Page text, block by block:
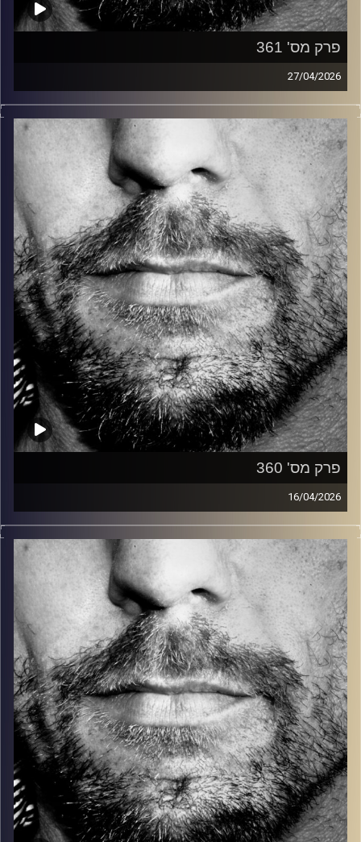
פרק מס' 361
27/04/2026
זיפים, מוזיקה מחוספסת של הופעות חיות. הרבה ג'אם, רוק,
בלוז, bluegrass, ג'אז, Fאנק, פרוגרסיב ואפילו אלקטרוניקה.
כל מה שחי, אמיתי ונושם.
עם שמוליק רגב.
קרדיט תמונות: David Goehring
פרק מס' 360
16/04/2026
זיפים, מוזיקה מחוספסת של הופעות חיות. הרבה ג'אם, רוק,
בלוז, bluegrass, ג'אז, Fאנק, פרוגרסיב ואפילו אלקטרוניקה.
כל מה שחי, אמיתי ונושם.
עם שמוליק רגב.
קרדיט תמונות: David Goehring